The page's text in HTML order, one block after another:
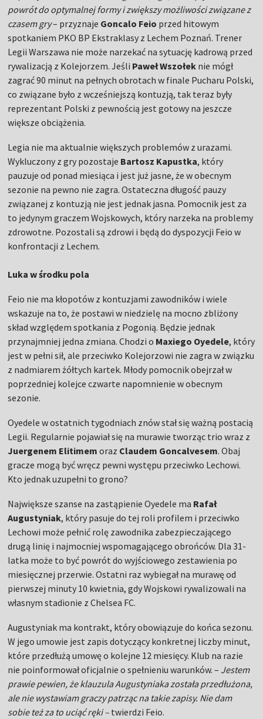
powrót do optymalnej formy i zwiększy możliwości związane z
czasem gry– przyznaje Goncalo Feio przed hitowym
spotkaniem PKO BP Ekstraklasy z Lechem Poznań. Trener
Legii Warszawa nie może narzekać na sytuację kadrową przed
rywalizacją z Kolejorzem. Jeśli Paweł Wszołek nie mógł
zagrać 90 minut na pełnych obrotach w finale Pucharu Polski,
co związane było z wcześniejszą kontuzją, tak teraz były
reprezentant Polski z pewnością jest gotowy na jeszcze
większe obciążenia.
Legia nie ma aktualnie większych problemów z urazami.
Wykluczony z gry pozostaje Bartosz Kapustka, który
pauzuje od ponad miesiąca i jest już jasne, że w obecnym
sezonie na pewno nie zagra. Ostateczna długość pauzy
związanej z kontuzją nie jest jednak jasna. Pomocnik jest za
to jedynym graczem Wojskowych, który narzeka na problemy
zdrowotne. Pozostali są zdrowi i będą do dyspozycji Feio w
konfrontacji z Lechem.
Luka w środku pola
Feio nie ma kłopotów z kontuzjami zawodników i wiele
wskazuje na to, że postawi w niedzielę na mocno zbliżony
skład względem spotkania z Pogonią. Będzie jednak
przynajmniej jedna zmiana. Chodzi o Maxiego Oyedele, który
jest w pełni sił, ale przeciwko Kolejorzowi nie zagra w związku
z nadmiarem żółtych kartek. Młody pomocnik obejrzał w
poprzedniej kolejce czwarte napomnienie w obecnym
sezonie.
Oyedele w ostatnich tygodniach znów stał się ważną postacią
Legii. Regularnie pojawiał się na murawie tworząc trio wraz z
Juergenem Elitimemoraz Claudem Goncalvesem. Obaj
gracze mogą być wręcz pewni występu przeciwko Lechowi.
Kto jednak uzupełni to grono?
Największe szanse na zastąpienie Oyedele ma Rafał
Augustyniak, który pasuje do tej roli profilem i przeciwko
Lechowi może pełnić rolę zawodnika zabezpieczającego
drugą linię i najmocniej wspomagającego obrońców. Dla 31-
latka może to być powrót do wyjściowego zestawienia po
miesięcznej przerwie. Ostatni raz wybiegał na murawę od
pierwszej minuty 10 kwietnia, gdy Wojskowi rywalizowali na
własnym stadionie z Chelsea FC.
Augustyniak ma kontrakt, który obowiązuje do końca sezonu.
W jego umowie jest zapis dotyczący konkretnej liczby minut,
które przedłużą umowę o kolejne 12 miesięcy. Klub na razie
nie poinformował oficjalnie o spełnieniu warunków. – Jestem
prawie pewien, że klauzula Augustyniaka została przedłużona,
ale nie wystawiam graczy patrząc na takie zapisy. Nie dam
sobie też za to uciąć ręki – twierdzi Feio.